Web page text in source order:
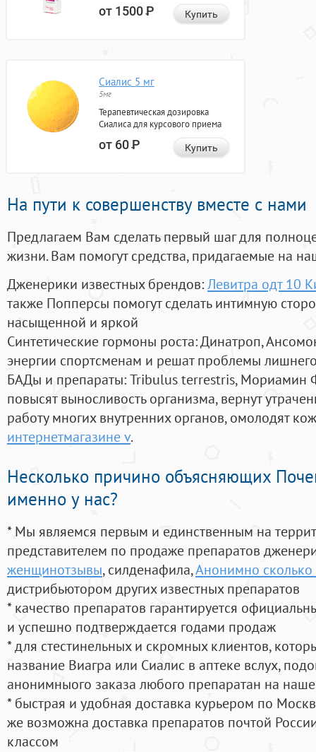
от 1500Р Купить
Сиалис 5 мг
5мг
Терапевтическая дозировка
Сиалиса для курсового приема
от 60Р Купить
На пути к совершенству вместе с нами
Предлагаем Вам сделать первый шаг для
жизни. Вам помогут средства, придагаемые на
Дженерики известных брендов:Левитра одт 10
также Попперсы помогут сделать интимную
насыщенной и яркой
Синтетические гормоны роста: Динатроп,
энергии спортсменам и решат проблемы
БАДы и препараты:Tribulus terrestris, Мориамин
повысят выносливость организма, вернут
работу многих внутренних органов, омолодят
интернетмагазине v.
Несколько причино объясняющих
именно у нас?
* Мы являемся первым и единственным на
представителем по продаже препаратов
женщинотзывы, силденафила,Анонимно сколько
дистрибьютором других известных препаратов
* качество препаратов гарантируется
и успешно подтверждается годами продаж
* для стестинельных и скромных клиентов,
название Виагра или Сиалис в аптеке вслух,
анонимныого заказа любого препаратан на
* быстрая и удобная доставка курьером по
же возможна доставка препаратов почтой
классом